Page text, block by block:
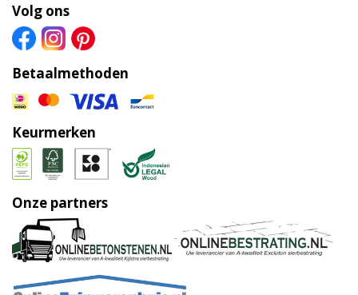
Volg ons
Betaalmethoden
Keurmerken
Onze partners